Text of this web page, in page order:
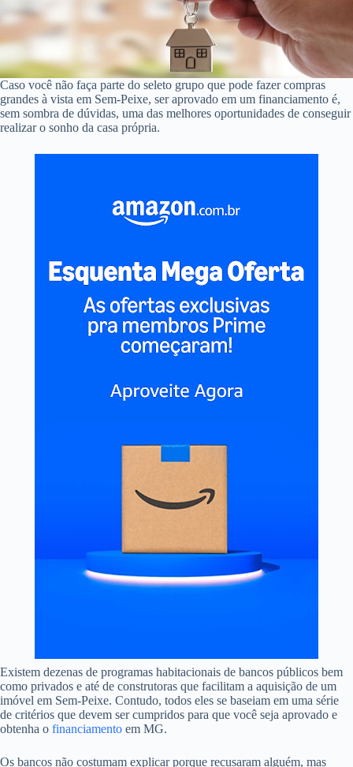
Caso você não faça parte do seleto grupo que pode fazer compras
grandes à vista em Sem-Peixe, ser aprovado em um financiamento é,
sem sombra de dúvidas, uma das melhores oportunidades de conseguir
realizar o sonho da casa própria.
Existem dezenas de programas habitacionais de bancos públicos bem
como privados e até de construtoras que facilitam a aquisição de um
imóvel em Sem-Peixe. Contudo, todos eles se baseiam em uma série
de critérios que devem ser cumpridos para que você seja aprovado e
obtenha o financiamento em MG.
Os bancos não costumam explicar porque recusaram alguém, mas